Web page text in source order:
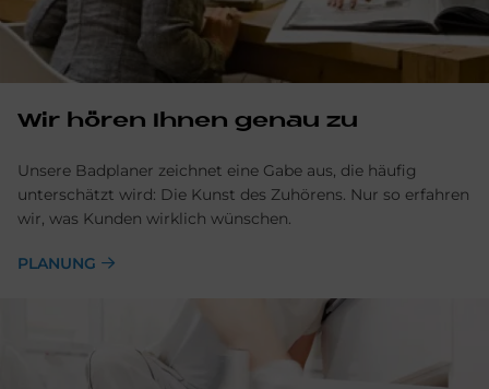
Wir hören Ihnen genau zu
Unsere Badplaner zeichnet eine Gabe aus, die häufig
unterschätzt wird: Die Kunst des Zuhörens. Nur so erfahren
wir, was Kunden wirklich wünschen.
PLANUNG